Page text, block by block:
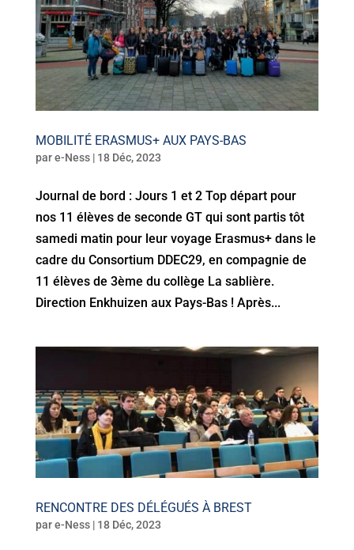
MOBILITÉ ERASMUS+ AUX PAYS-BAS
pare-Ness| 18 Déc, 2023
Journal de bord : Jours 1 et 2 Top départ pour
nos 11 élèves de seconde GT qui sont partis tôt
samedi matin pour leur voyage Erasmus+ dans le
cadre du Consortium DDEC29, en compagnie de
11 élèves de 3ème du collège La sablière.
Direction Enkhuizen aux Pays-Bas ! Après...
RENCONTRE DES DÉLÉGUÉS À BREST
pare-Ness| 18 Déc, 2023